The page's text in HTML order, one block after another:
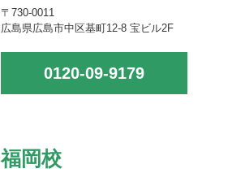
〒730-0011
広島県広島市中区基町12-8 宝ビル2F
0120-09-9179
福岡校